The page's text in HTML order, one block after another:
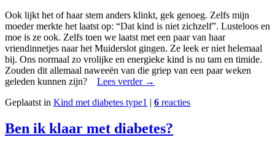
Ook lijkt het of haar stem anders klinkt, gek genoeg. Zelfs mijn
moeder merkte het laatst op: “Dat kind is niet zichzelf”. Lusteloos en
moe is ze ook. Zelfs toen we laatst met een paar van haar
vriendinnetjes naar het Muiderslot gingen. Ze leek er niet helemaal
bij. Ons normaal zo vrolijke en energieke kind is nu tam en timide.
Zouden dit allemaal naweeën van die griep van een paar weken
geleden kunnen zijn? Lees verder →
Geplaatst in Kind met diabetes type1 | 6 reacties
Ben ik klaar met diabetes?